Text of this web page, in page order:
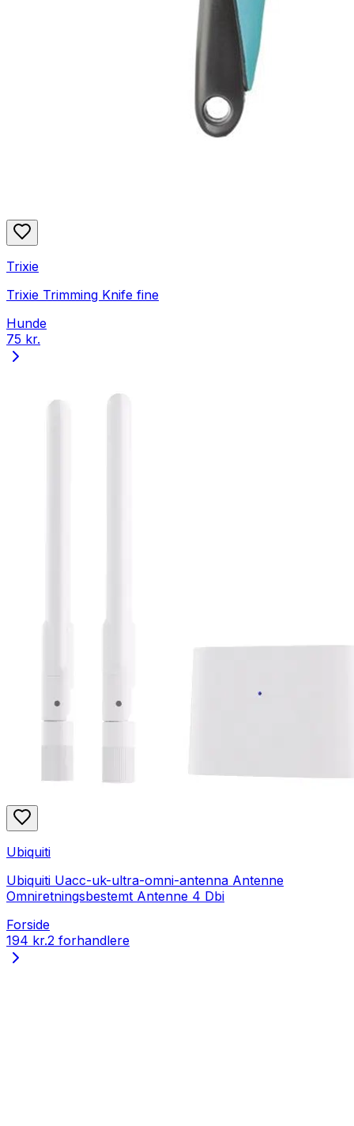
Trixie
Trixie Trimming Knife fine
Hunde
75 kr.
Ubiquiti
Ubiquiti Uacc-uk-ultra-omni-antenna Antenne
Omniretningsbestemt Antenne 4 Dbi
Forside
194 kr.2 forhandlere